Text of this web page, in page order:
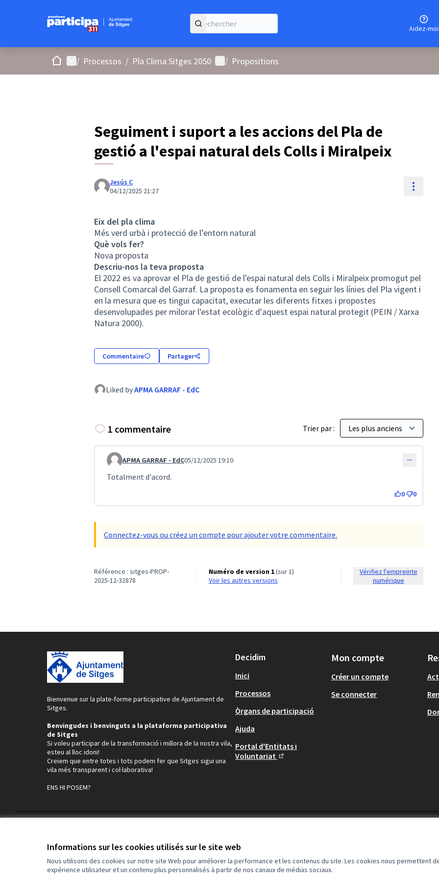
Informations sur les cookies utilisés sur le site web
Nous utilisons des cookies sur notre site Web pour améliorer la performance et les contenus du site. Les cookies nous permettent
expérience utilisateur et un contenu plus personnalisés à partir de nos canaux de médias sociaux.
Aidez-moi
AccueilMenu principal
/ Processos / Pla Clima Sitges 2050 Menu utilisateur
/ Propositions
Seguiment i suport a les accions del Pla de
gestió a l'espai natural dels Colls i Miralpeix
Jesús C
04/12/2025 21:27
Eix del pla clima
Més verd urbà i protecció de l’entorn natural
Què vols fer?
Nova proposta
Descriu-nos la teva proposta
El 2022 es va aprovar el Pla de gestió de l'espai natural dels Colls i Miralpeix promogut pel
Consell Comarcal del Garraf. La proposta es fonamenta en seguir les línies del Pla vigent i
en la mesura que es tingui capacitat, executar les diferents fitxes i propostes
desenvolupades per milorar l'estat ecològic d'aquest espai natural protegit (PEIN / Xarxa
Natura 2000).
Commentaire Partager
Liked byAPMA GARRAF - EdC
1 commentaire Trier par :
Commentaire 5215
APMA GARRAF - EdC05/12/2025 19:10
Totalment d'acord.
0 0
Connectez-vous ou créez un compte pour ajouter votre commentaire.
Référence : sitges-PROP-
2025-12-32878
Numéro de version 1(sur 1)
voir les autres versions
Vérifiez l'empreinte
numérique
Bienvenue sur la plate-forme participative de Ajuntament de
Sitges.
Benvingudes i benvinguts a la plataforma participativa
de Sitges
Si voleu participar de la transformació i millora de la nostra vila,
esteu al lloc idoni!
Creiem que entre totes i tots podem fer que Sitges sigui una
vila més transparent i col·laborativa!
ENS HI POSEM?
Decidim
Inici
Processos
Òrgans de participació
Ajuda
Portal d'Entitats i
Voluntariat
Mon compte
Créer un compte
Se connecter